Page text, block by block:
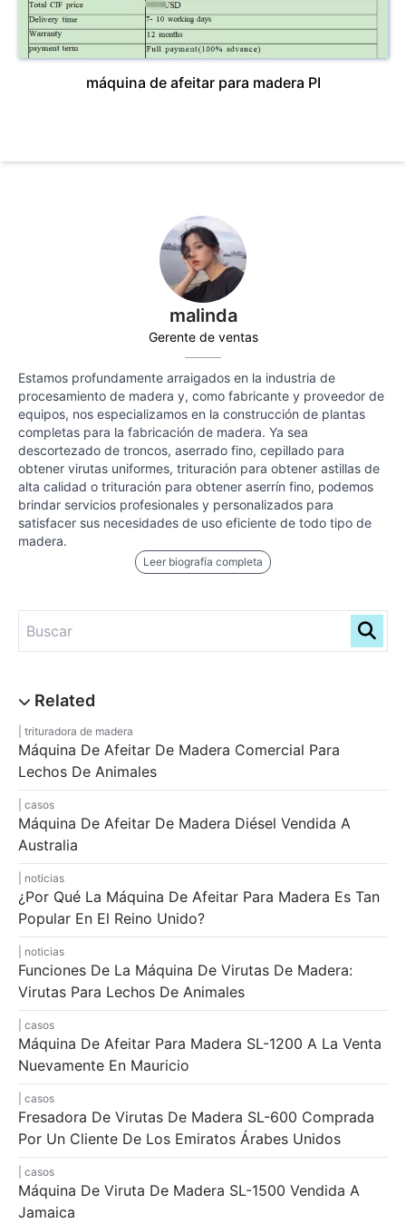
malinda
Gerente de ventas
Estamos profundamente arraigados en la industria de
procesamiento de madera y, como fabricante y proveedor de
equipos, nos especializamos en la construcción de plantas
completas para la fabricación de madera. Ya sea
descortezado de troncos, aserrado fino, cepillado para
obtener virutas uniformes, trituración para obtener astillas de
alta calidad o trituración para obtener aserrín fino, podemos
brindar servicios profesionales y personalizados para
satisfacer sus necesidades de uso eficiente de todo tipo de
madera.
Leer biografía completa
trituradora de madera
Máquina De Afeitar De Madera Comercial Para
Lechos De Animales
casos
Máquina De Afeitar De Madera Diésel Vendida A
Australia
noticias
¿Por Qué La Máquina De Afeitar Para Madera Es Tan
Popular En El Reino Unido?
noticias
Funciones De La Máquina De Virutas De Madera:
Virutas Para Lechos De Animales
casos
Máquina De Afeitar Para Madera SL-1200 A La Venta
Nuevamente En Mauricio
casos
Fresadora De Virutas De Madera SL-600 Comprada
Por Un Cliente De Los Emiratos Árabes Unidos
casos
Máquina De Viruta De Madera SL-1500 Vendida A
Jamaica
máquina de afeitar para madera PI